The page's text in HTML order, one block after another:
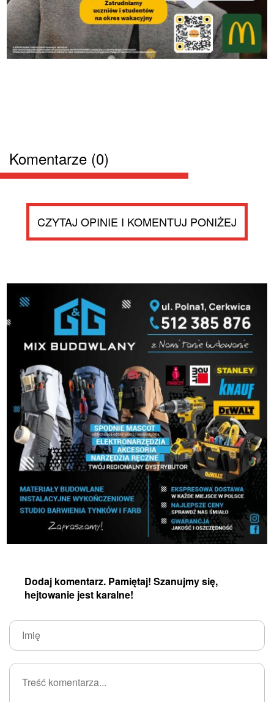
Komentarze (0)
CZYTAJ OPINIE I KOMENTUJ PONIŻEJ
Dodaj komentarz. Pamiętaj! Szanujmy się,
hejtowanie jest karalne!